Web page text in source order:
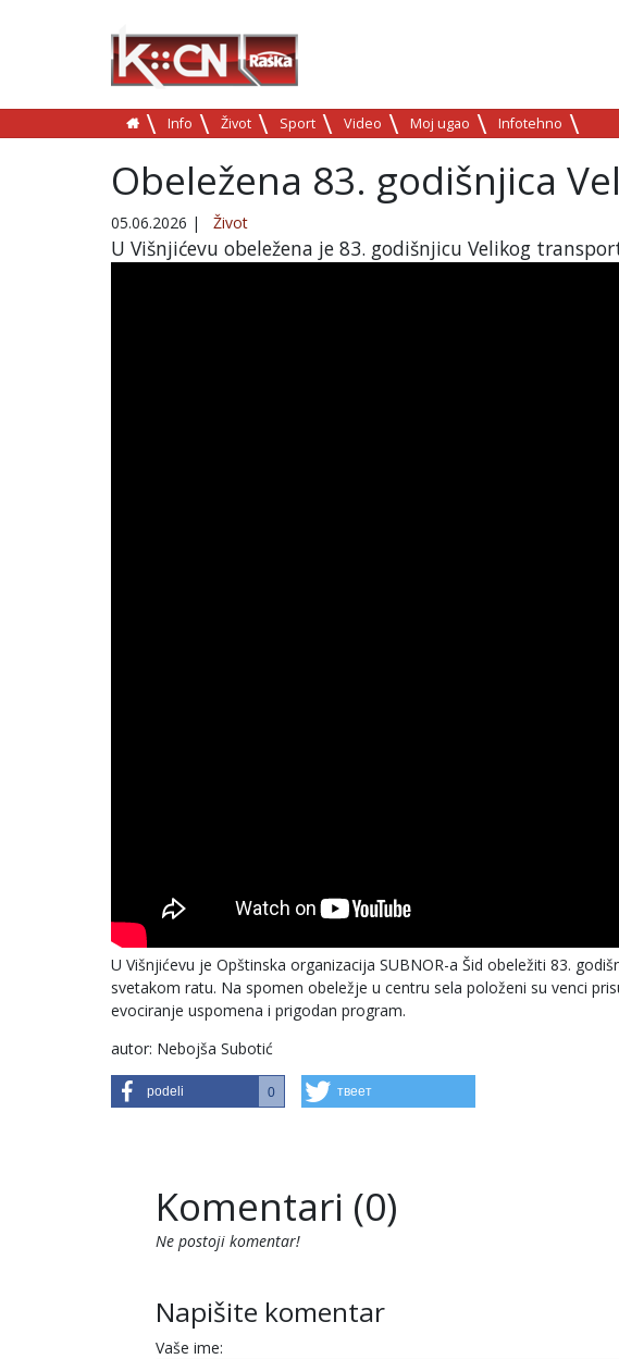
Info Život Sport Video Moj ugao Infotehno
Obeležena 83. godišnjica
05.06.2026 | Život
U Višnjićevu obeležena je 83. godišnjicu Velikog
U Višnjićevu je Opštinska organizacija SUBNOR-a Šid obeležiti 83.
svetakom ratu. Na spomen obeležje u centru sela položeni su venci
evociranje uspomena i prigodan program.
autor: Nebojša Subotić
podeli 0 твеет
Komentari (0)
Ne postoji komentar!
Napišite komentar
Vaše ime: